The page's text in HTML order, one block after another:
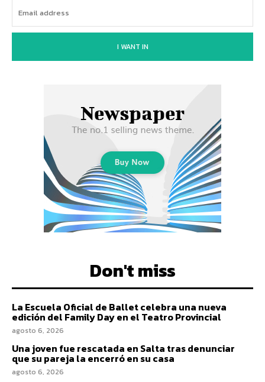
I WANT IN
Don't miss
La Escuela Oficial de Ballet celebra una nueva
edición del Family Day en el Teatro Provincial
agosto 6, 2026
Una joven fue rescatada en Salta tras denunciar
que su pareja la encerró en su casa
agosto 6, 2026